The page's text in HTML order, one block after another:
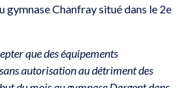
gymnase Chanfray situé dans le 2e
que des équipements
autorisation au détriment des